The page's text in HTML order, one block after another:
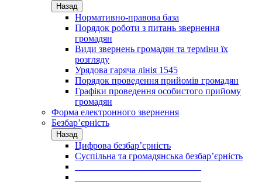
Назад
Нормативно-правова база
Порядок роботи з питань звернення
громадян
Види звернень громадян та терміни їх
розгляду
Урядова гаряча лінія 1545
Порядок проведення прийомів громадян
Графіки проведення особистого прийому
громадян
Форма електронного звернення
Безбар’єрність
Назад
Цифрова безбар’єрність
Суспільна та громадянська безбар’єрність